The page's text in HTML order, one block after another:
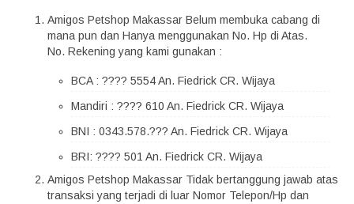
Amigos Petshop Makassar Belum membuka cabang di
mana pun dan Hanya menggunakan No. Hp di Atas.
No. Rekening yang kami gunakan :
BCA : ???? 5554 An. Fiedrick CR. Wijaya
Mandiri : ???? 610 An. Fiedrick CR. Wijaya
BNI : 0343.578.??? An. Fiedrick CR. Wijaya
BRI: ???? 501 An. Fiedrick CR. Wijaya
Amigos Petshop Makassar Tidak bertanggung jawab atas
transaksi yang terjadi di luar Nomor Telepon/Hp dan